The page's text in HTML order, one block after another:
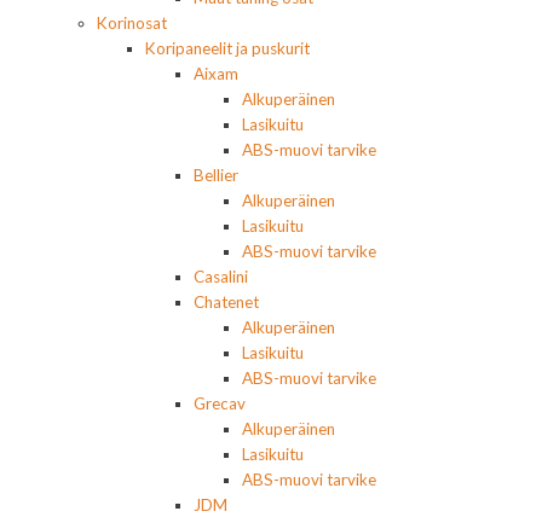
Korinosat
Koripaneelit ja puskurit
Aixam
Alkuperäinen
Lasikuitu
ABS-muovi tarvike
Bellier
Alkuperäinen
Lasikuitu
ABS-muovi tarvike
Casalini
Chatenet
Alkuperäinen
Lasikuitu
ABS-muovi tarvike
Grecav
Alkuperäinen
Lasikuitu
ABS-muovi tarvike
JDM